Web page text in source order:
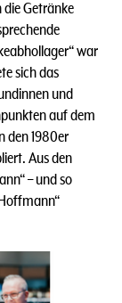
die Getränke
war
sich das
und
auf dem
den 1980er
Aus den
– und so